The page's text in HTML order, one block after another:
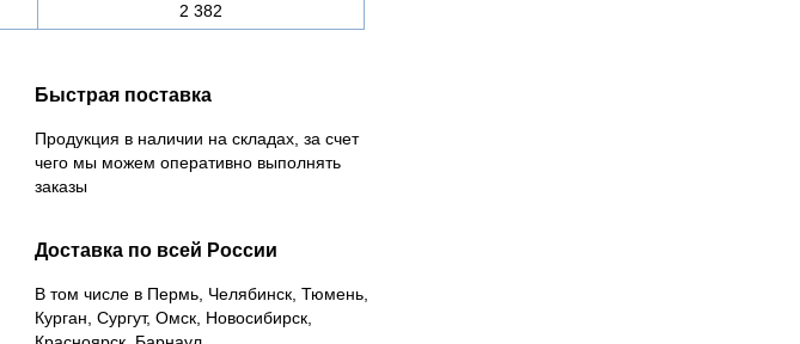
2 382
Быстрая поставка
Продукция в наличии на складах, за счет
чего мы можем оперативно выполнять
заказы
Доставка по всей России
В том числе в Пермь, Челябинск, Тюмень,
Курган, Сургут, Омск, Новосибирск,